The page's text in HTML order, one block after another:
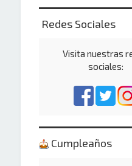
Redes Sociales
Visita nuestras
sociales:
Cumpleaños